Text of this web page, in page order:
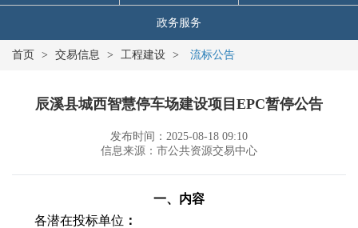
政务服务
首页 > 交易信息 > 工程建设 > 流标公告
辰溪县城西智慧停车场建设项目EPC暂停公告
发布时间：2025-08-18 09:10
信息来源：市公共资源交易中心
一、内容
各潜在投标单位 ：